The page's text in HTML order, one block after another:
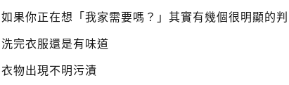
如果你正在想「我家需要嗎？」其實有幾個很明顯的判
洗完衣服還是有味道
衣物出現不明污漬